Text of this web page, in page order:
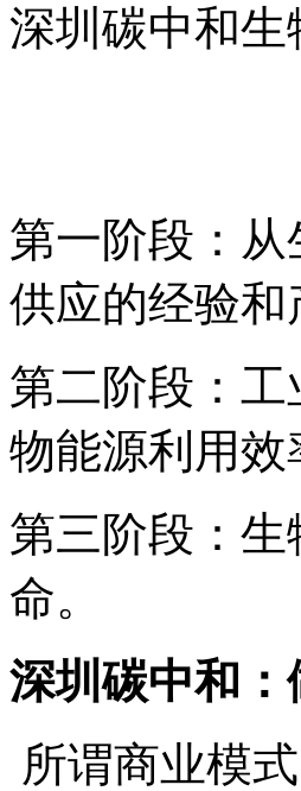
深圳碳中和
第一阶段：
供应的经验
第二阶段：
物能源利用
第三阶段：
命。
深圳碳中和
所谓商业模